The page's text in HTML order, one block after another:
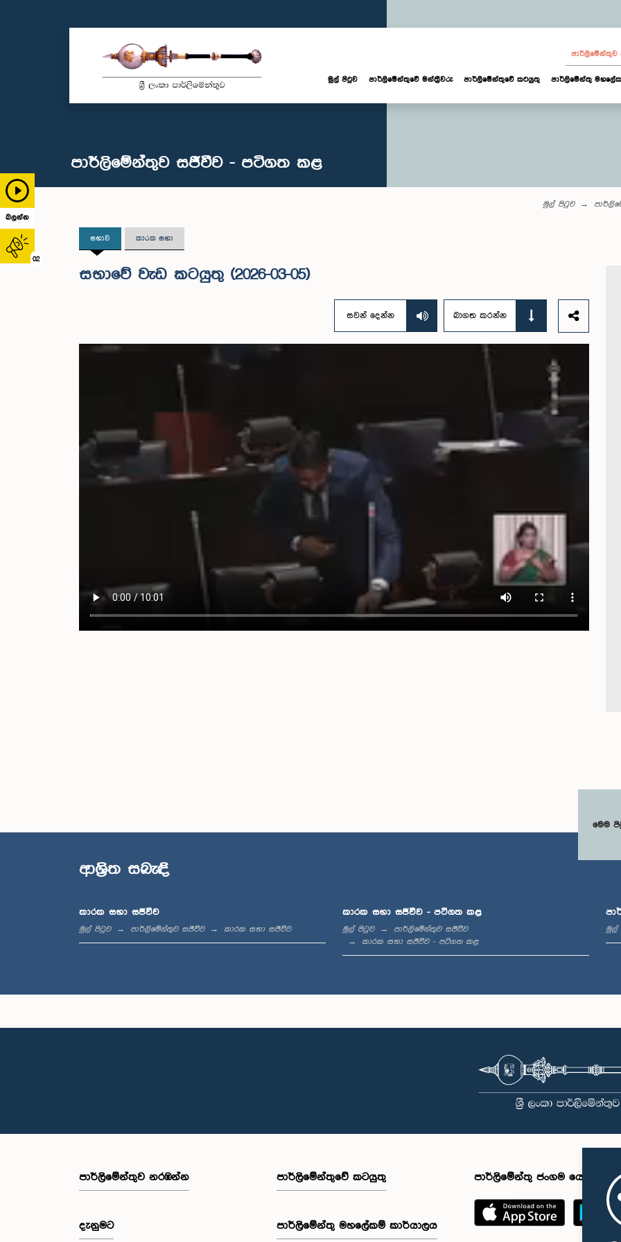
බලන්න
02
පාර්ලි‌මේන්තුව
මුල් පිටුව පාර්ලි‌මේන්තුවේ මන්ත්‍රීවරු පාර්ලිමේන්තුවේ කටයුතු පාර්ලිමේන්තු
පාර්ලිමේන්තුව සජීවීව - පටිගත කළ
මුල් පිටුව
සභාව කාරක සභා
සභාවේ වැඩ කටයුතු (2026-03-05)
සවන් දෙන්න බාගත කරන්න
මෙම
ආශ්‍රිත සබැඳි
කාරක සභා සජීවීව
මුල් පිටුව පාර්ලිමේන්තුව සජීවීව කාරක සභා සජීවීව
කාරක සභා සජීවීව - පටිගත කළ
මුල් පිටුව
පාර්ලිමේන්තුව සජීවීව
කාරක සභා සජීවීව - පටිගත කළ
මුල්
පාර්ලි‌මේන්තුව නරඹන්න
දැනුමට
පාර්ලිමේන්තුවේ කටයුතු
පාර්ලිමේන්තු මහලේකම් කාර්යාලය
පාර්ලිමේන්තු ජංගම යෙදුම